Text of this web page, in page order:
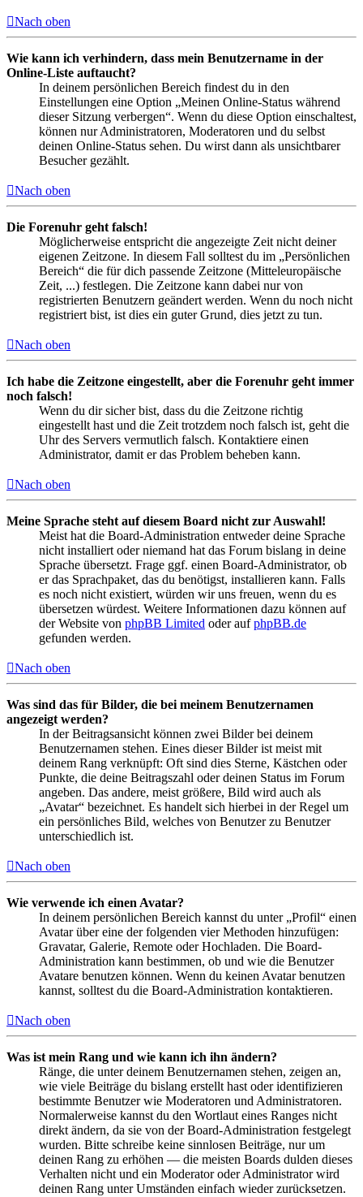
Nach oben
Wie kann ich verhindern, dass mein Benutzername in der
Online-Liste auftaucht?
In deinem persönlichen Bereich findest du in den
Einstellungen eine Option „Meinen Online-Status während
dieser Sitzung verbergen“. Wenn du diese Option einschaltest,
können nur Administratoren, Moderatoren und du selbst
deinen Online-Status sehen. Du wirst dann als unsichtbarer
Besucher gezählt.
Nach oben
Die Forenuhr geht falsch!
Möglicherweise entspricht die angezeigte Zeit nicht deiner
eigenen Zeitzone. In diesem Fall solltest du im „Persönlichen
Bereich“ die für dich passende Zeitzone (Mitteleuropäische
Zeit, ...) festlegen. Die Zeitzone kann dabei nur von
registrierten Benutzern geändert werden. Wenn du noch nicht
registriert bist, ist dies ein guter Grund, dies jetzt zu tun.
Nach oben
Ich habe die Zeitzone eingestellt, aber die Forenuhr geht immer
noch falsch!
Wenn du dir sicher bist, dass du die Zeitzone richtig
eingestellt hast und die Zeit trotzdem noch falsch ist, geht die
Uhr des Servers vermutlich falsch. Kontaktiere einen
Administrator, damit er das Problem beheben kann.
Nach oben
Meine Sprache steht auf diesem Board nicht zur Auswahl!
Meist hat die Board-Administration entweder deine Sprache
nicht installiert oder niemand hat das Forum bislang in deine
Sprache übersetzt. Frage ggf. einen Board-Administrator, ob
er das Sprachpaket, das du benötigst, installieren kann. Falls
es noch nicht existiert, würden wir uns freuen, wenn du es
übersetzen würdest. Weitere Informationen dazu können auf
der Website von phpBB Limited oder aufphpBB.de
gefunden werden.
Nach oben
Was sind das für Bilder, die bei meinem Benutzernamen
angezeigt werden?
In der Beitragsansicht können zwei Bilder bei deinem
Benutzernamen stehen. Eines dieser Bilder ist meist mit
deinem Rang verknüpft: Oft sind dies Sterne, Kästchen oder
Punkte, die deine Beitragszahl oder deinen Status im Forum
angeben. Das andere, meist größere, Bild wird auch als
„Avatar“ bezeichnet. Es handelt sich hierbei in der Regel um
ein persönliches Bild, welches von Benutzer zu Benutzer
unterschiedlich ist.
Nach oben
Wie verwende ich einen Avatar?
In deinem persönlichen Bereich kannst du unter „Profil“ einen
Avatar über eine der folgenden vier Methoden hinzufügen:
Gravatar, Galerie, Remote oder Hochladen. Die Board-
Administration kann bestimmen, ob und wie die Benutzer
Avatare benutzen können. Wenn du keinen Avatar benutzen
kannst, solltest du die Board-Administration kontaktieren.
Nach oben
Was ist mein Rang und wie kann ich ihn ändern?
Ränge, die unter deinem Benutzernamen stehen, zeigen an,
wie viele Beiträge du bislang erstellt hast oder identifizieren
bestimmte Benutzer wie Moderatoren und Administratoren.
Normalerweise kannst du den Wortlaut eines Ranges nicht
direkt ändern, da sie von der Board-Administration festgelegt
wurden. Bitte schreibe keine sinnlosen Beiträge, nur um
deinen Rang zu erhöhen — die meisten Boards dulden dieses
Verhalten nicht und ein Moderator oder Administrator wird
deinen Rang unter Umständen einfach wieder zurücksetzen.